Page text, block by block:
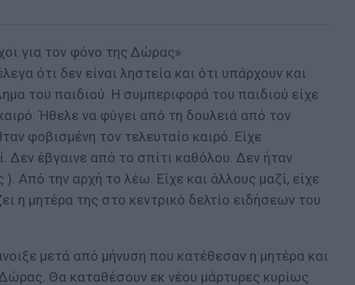
για τον φόνο της Δώρας»
ότι δεν είναι ληστεία και ότι υπάρχουν και
του παιδιού. Η συμπεριφορά του παιδιού είχε
Ήθελε να φύγει από τη δουλειά από τον
φοβισμένη τον τελευταίο καιρό. Είχε
Δεν έβγαινε από το σπίτι καθόλου. Δεν ήταν
Από την αρχή το λέω. Είχε και άλλους μαζί, είχε
η μητέρα της στο κεντρικό δελτίο ειδήσεων του
μετά από μήνυση που κατέθεσαν η μητέρα και
Θα καταθέσουν εκ νέου μάρτυρες κυρίως